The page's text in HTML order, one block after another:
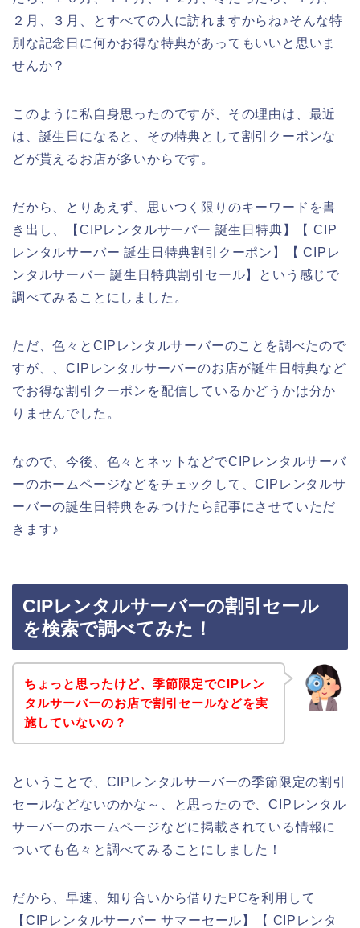
２月、３月、とすべての人に訪れますからね♪そんな特
別な記念日に何かお得な特典があってもいいと思いま
せんか？
このように私自身思ったのですが、その理由は、最近
は、誕生日になると、その特典として割引クーポンな
どが貰えるお店が多いからです。
だから、とりあえず、思いつく限りのキーワードを書
き出し、【CIPレンタルサーバー 誕生日特典】【 CIP
レンタルサーバー 誕生日特典割引クーポン】【 CIPレ
ンタルサーバー 誕生日特典割引セール】という感じで
調べてみることにしました。
ただ、色々とCIPレンタルサーバーのことを調べたので
すが、、CIPレンタルサーバーのお店が誕生日特典など
でお得な割引クーポンを配信しているかどうかは分か
りませんでした。
なので、今後、色々とネットなどでCIPレンタルサーバ
ーのホームページなどをチェックして、CIPレンタルサ
ーバーの誕生日特典をみつけたら記事にさせていただ
きます♪
CIPレンタルサーバーの割引セール
を検索で調べてみた！
ちょっと思ったけど、季節限定でCIPレン
タルサーバーのお店で割引セールなどを実
施していないの？
ということで、CIPレンタルサーバーの季節限定の割引
セールなどないのかな～、と思ったので、CIPレンタル
サーバーのホームページなどに掲載されている情報に
ついても色々と調べてみることにしました！
だから、早速、知り合いから借りたPCを利用して
【CIPレンタルサーバー サマーセール】【 CIPレンタ